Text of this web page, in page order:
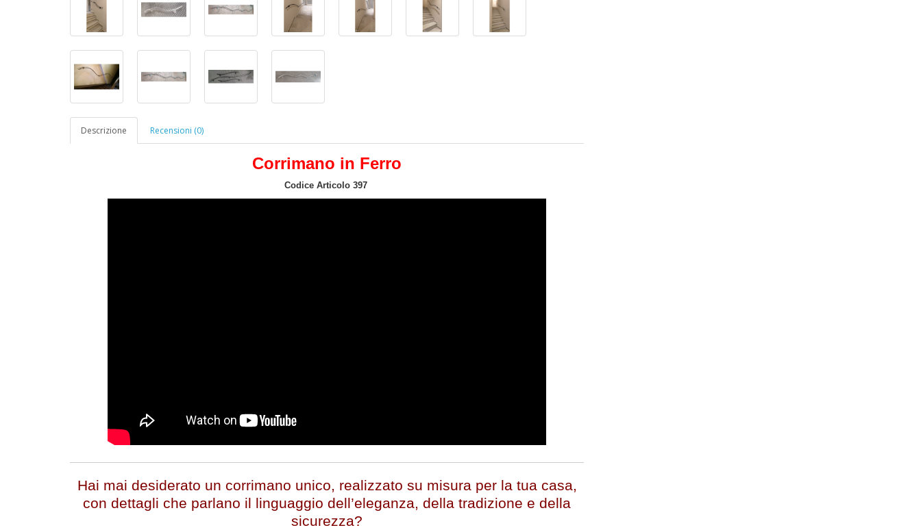
Descrizione Recensioni (0)
Corrimano in Ferro
Codice Articolo 397
Hai mai desiderato un corrimano unico, realizzato su misura per la tua casa,
con dettagli che parlano il linguaggio dell’eleganza, della tradizione e della
sicurezza?